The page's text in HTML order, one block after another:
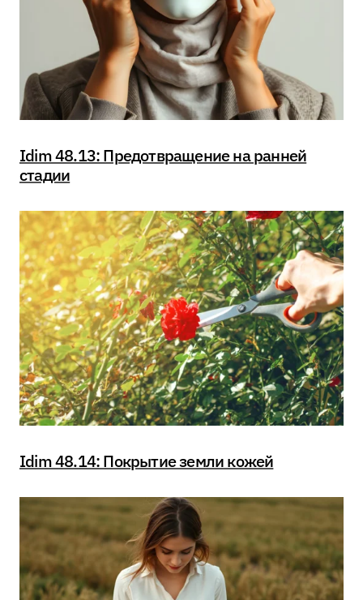
Idim 48.13: Предотвращение на ранней
стадии
Idim 48.14: Покрытие земли кожей